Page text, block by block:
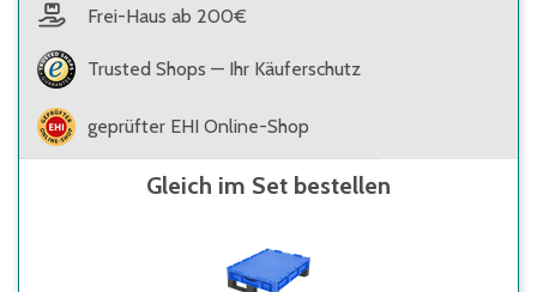
Frei-Haus ab 200€
Trusted Shops — Ihr Käuferschutz
geprüfter EHI Online-Shop
Gleich im Set bestellen